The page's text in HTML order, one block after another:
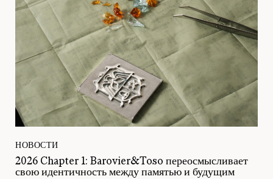
НОВОСТИ
2026 Chapter 1: Barovier&Toso переосмысливает
свою идентичность между памятью и будущим